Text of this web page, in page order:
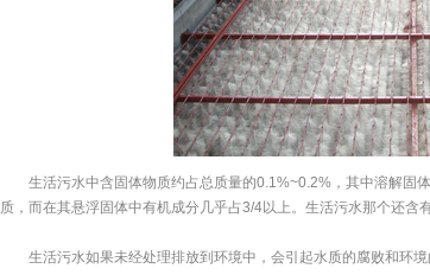
生活污水中含固体物质约占总质量的0.1%~0.2%，其中溶解固
质，而在其悬浮固体中有机成分几乎占3/4以上。生活污水那个还含
生活污水如果未经处理排放到环境中，会引起水质的腐败和环境